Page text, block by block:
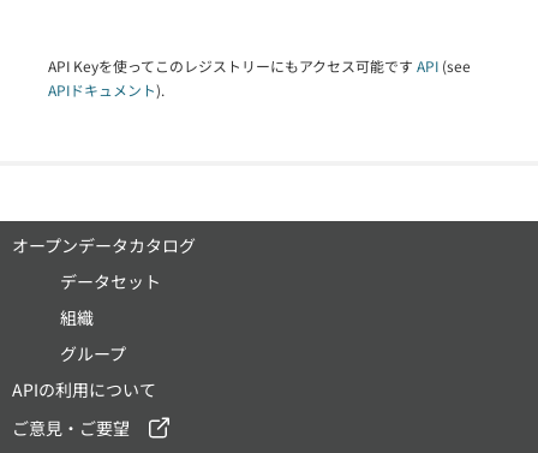
API Keyを使ってこのレジストリーにもアクセス可能です API (see
APIドキュメント).
オープンデータカタログ
データセット
組織
グループ
APIの利用について
ご意見・ご要望